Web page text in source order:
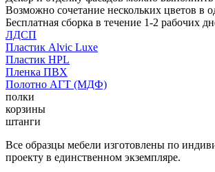
Возможно сочетание нескольких цветов в
Бесплатная сборка в течение 1-2 рабочих
ЛДСП
Пластик Alvic Luxe
Пластик HPL
Пленка ПВХ
Полотно АГТ (МДФ)
полки
корзины
штанги
Все образцы мебели изготовлены по
проекту в единственном экземпляре.